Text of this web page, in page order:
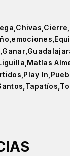
Chivas Cierre
emociones
Ganar
Matías
Play In
Tapatíos